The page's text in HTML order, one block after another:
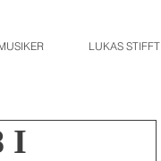
LUKAS STIFFT
I